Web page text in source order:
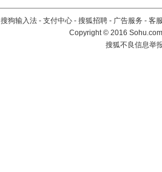
搜狗输入法 - 支付中心 - 搜狐招聘 - 广告服务 - 客
Copyright©2016
搜狐不良信息举